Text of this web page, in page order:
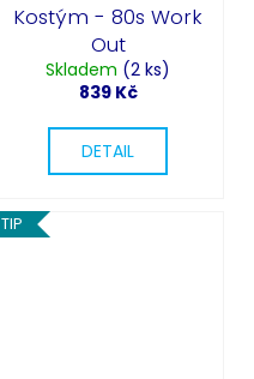
Kostým - 80s Work
Out
Skladem (2 ks)
839 Kč
DETAIL
TIP